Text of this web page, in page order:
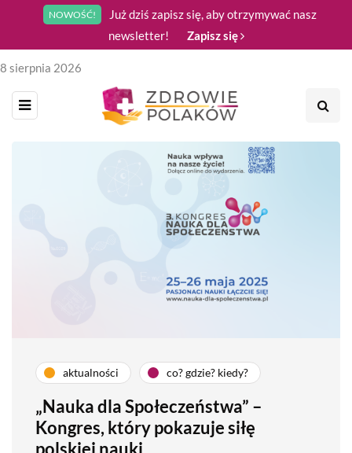
NOWOŚĆ!
Już dziś zapisz się, aby otrzymywać nasz
newsletter!
Zapisz się
8 sierpnia 2026
aktualności co? gdzie? kiedy?
„Nauka dla Społeczeństwa” –
Kongres, który pokazuje siłę
polskiej nauki